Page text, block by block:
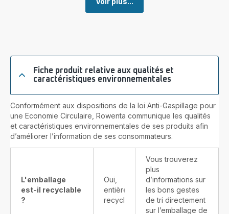
Fiche produit relative aux qualités et
caractéristiques environnementales
Conformément aux dispositions de la loi Anti-Gaspillage pour
une Economie Circulaire, Rowenta communique les qualités
et caractéristiques environnementales de ses produits afin
d’améliorer l’information de ses consommateurs.
L'emballage
est-il recyclable
?
Oui,
entièrement
recyclable
Vous trouverez
plus
d’informations sur
les bons gestes
de tri directement
sur l’emballage de